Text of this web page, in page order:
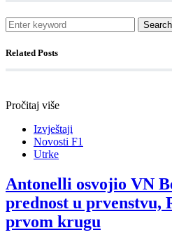
Search
Related Posts
Pročitaj više
Izvještaji
Novosti F1
Utrke
Antonelli osvojio VN
prednost u prvenstvu,
prvom krugu